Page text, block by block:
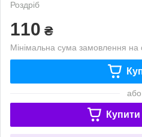
Роздріб
110 ₴
Мінімальна сума замовлення на
або
Купити